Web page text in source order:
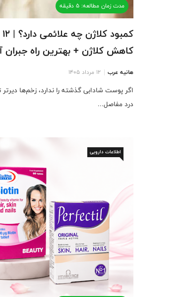
مدت زمان مطالعه: 5 دقیقه
کاهش کلاژن + بهترین راه جبران
هانیه عرب 12 مرداد 1405
اگر پوست شادابی گذشته را ندارد، زخم‌ها
درد مفاصل...
اطلاعات دارویی